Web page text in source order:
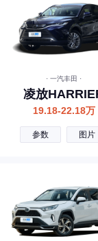
· 一汽丰田 ·
凌放
19.18-22.18万
参数 图片